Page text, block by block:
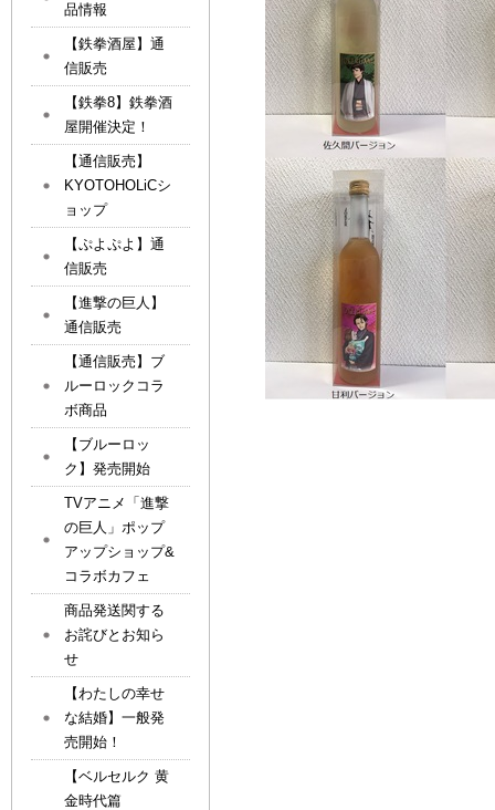
品情報
【鉄拳酒屋】通
信販売
【鉄拳8】鉄拳酒
屋開催決定！
【通信販売】
KYOTOHOLiCシ
ョップ
【ぷよぷよ】通
信販売
【進撃の巨人】
通信販売
【通信販売】ブ
ルーロックコラ
ボ商品
【ブルーロッ
ク】発売開始
TVアニメ「進撃
の巨人」ポップ
アップショップ&
コラボカフェ
商品発送関する
お詫びとお知ら
せ
【わたしの幸せ
な結婚】一般発
売開始！
【ベルセルク 黄
金時代篇